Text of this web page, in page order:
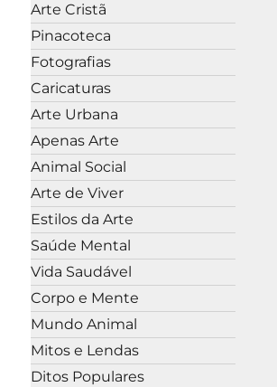
Arte Cristã
Pinacoteca
Fotografias
Caricaturas
Arte Urbana
Apenas Arte
Animal Social
Arte de Viver
Estilos da Arte
Saúde Mental
Vida Saudável
Corpo e Mente
Mundo Animal
Mitos e Lendas
Ditos Populares